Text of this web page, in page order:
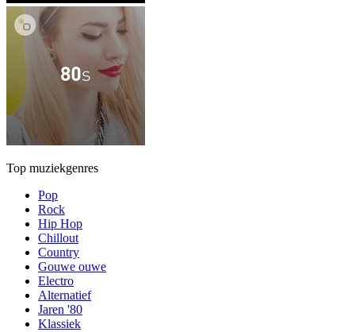
Top muziekgenres
Pop
Rock
Hip Hop
Chillout
Country
Gouwe ouwe
Electro
Alternatief
Jaren '80
Klassiek